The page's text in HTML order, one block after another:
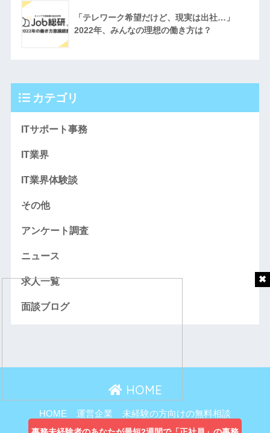
「テレワーク希望だけど、現実は出社…」
2022年、みんなの理想の働き方は？
カテゴリ
ITサポート事務
IT業界
IT業界体験談
その他
アンケート調査
ニュース
求人一覧
面談ブログ
HOME
HOME 運営企業
未経験の方向けの無料相談
主婦向け無料相談